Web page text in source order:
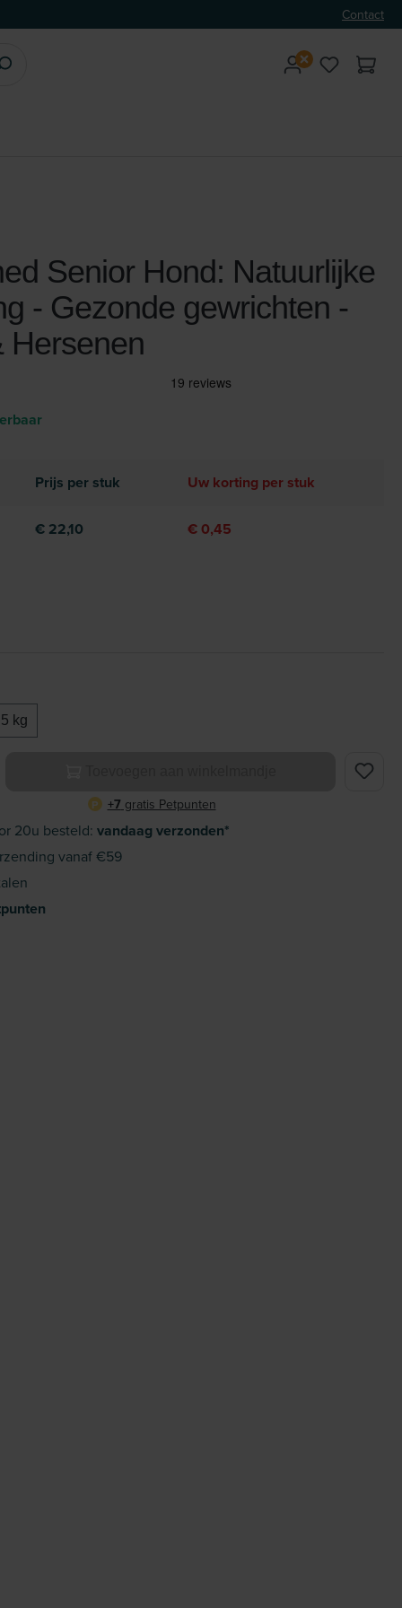
Contact
Senior Hond: Natuurlijke
- Gezonde gewrichten -
Hersenen
Prijs per stuk Uw korting per stuk
€ 22,10 € 0,45
kg
Voer de gewenste hoeveelheid in of gebruik de
P +7 gratis Petpunten
20u besteld: vandaag verzonden*
vanaf €59